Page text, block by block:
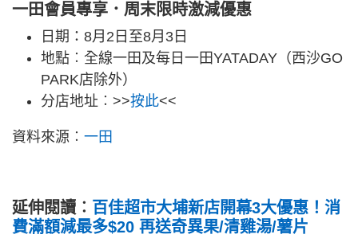
一田會員專享．周末限時激減優惠
日期：8月2日至8月3日
地點︰全線一田及每日一田YATADAY（西沙GO
PARK店除外）
分店地址︰>>按此<<
資料來源︰ 一田
延伸閱讀︰ 百佳超市大埔新店開幕3大優惠！消
費滿額減最多$20 再送奇異果/清雞湯/薯片